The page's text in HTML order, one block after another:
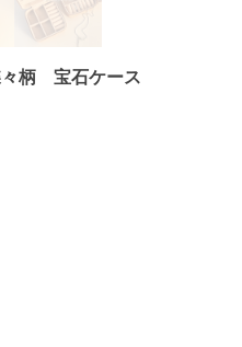
柄 宝石ケース